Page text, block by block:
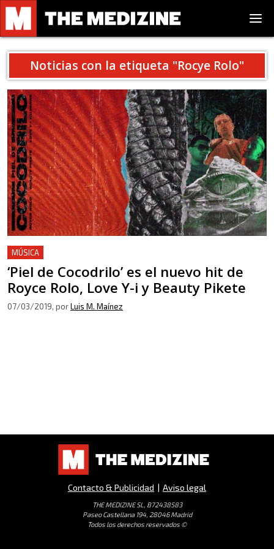
Noticias con la etiqueta "Rocye Rolo"
MÚSICA
‘Piel de Cocodrilo’ es el nuevo hit de
Royce Rolo, Love Y-i y Beauty Pikete
07/03/2019, porLuis M. Maínez
Contacto & Publicidad | Aviso legal
THE MEDIZINE SL, B72438583
Paseo Castellana 194, 28046 Madrid
Todos los derechos reservados ©